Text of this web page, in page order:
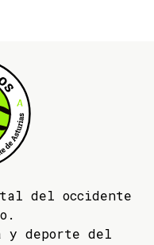
del occidente
y deporte del